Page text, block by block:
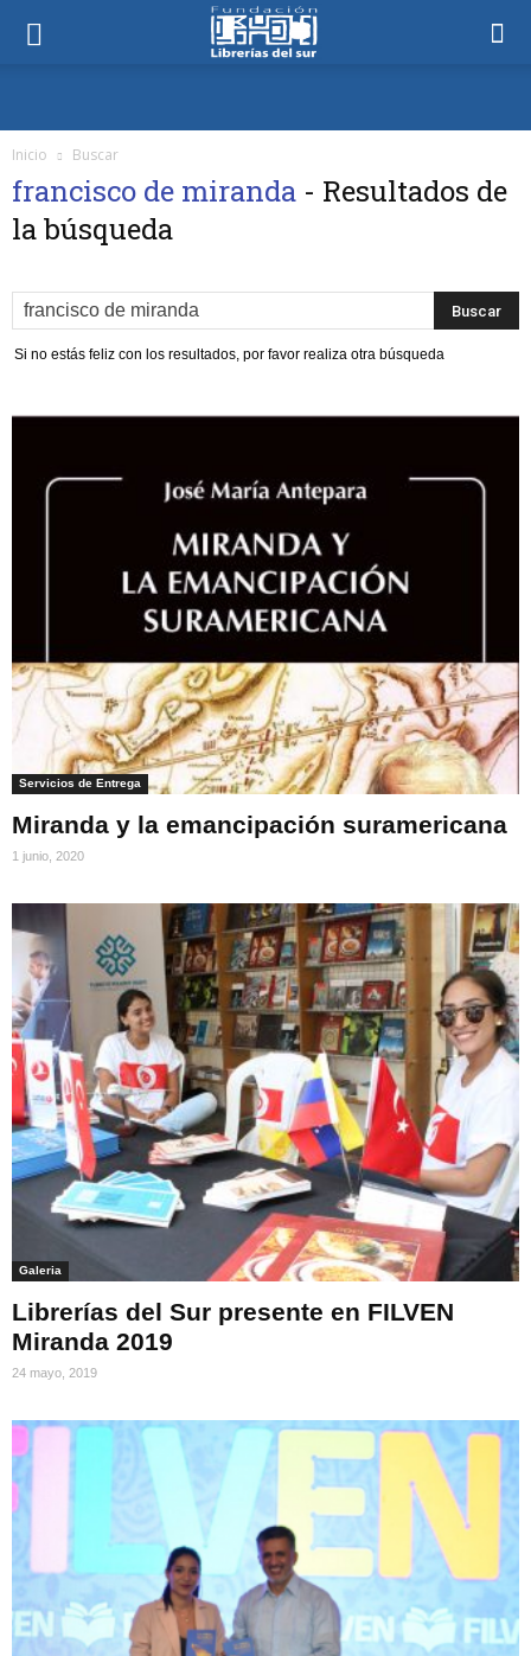
Inicio Buscar
francisco de miranda - Resultados de
la búsqueda
Si no estás feliz con los resultados, por favor realiza otra búsqueda
Servicios de Entrega
Miranda y la emancipación suramericana
1 junio, 2020
Galeria
Librerías del Sur presente en FILVEN
Miranda 2019
24 mayo, 2019